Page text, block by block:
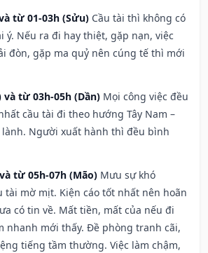
từ 01-03h (Sửu) Cầu tài thì không có
ý. Nếu ra đi hay thiệt, gặp nạn, việc
đòn, gặp ma quỷ nên cúng tế thì mới
và từ 03h-05h (Dần) Mọi công việc đều
cầu tài đi theo hướng Tây Nam –
lành. Người xuất hành thì đều bình
từ 05h-07h (Mão) Mưu sự khó
tài mờ mịt. Kiện cáo tốt nhất nên hoãn
có tin về. Mất tiền, mất của nếu đi
nhanh mới thấy. Đề phòng tranh cãi,
tiếng tầm thường. Việc làm chậm,